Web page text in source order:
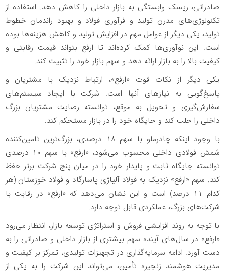
صادراتی، ریسک وابستگی به بازار داخلی را کاهش دهد. استفاده از
تکنولوژی‌های مدرن تولید و فرآوری فولاد و بهبود راندمان خطوط
تولید، یکی دیگر از عوامل مهم در افزایش تولید و کاهش هزینه‌ها بوده
است. این نوآوری‌ها کمک کرده‌اند تا ارفع بتواند قیمت رقابتی و
کیفیت بالا را به بازار ارائه دهد و سهم بازار خود را تثبیت کند.
یکی دیگر از نکات قوت «ارفع»، ارتباط نزدیک با مشتریان و
پاسخ‌گویی به نیاز‌های آنها است. شرکت با ایجاد سیستم‌های
سفارش‌گیری و تحویل به موقع، توانسته رضایت مشتریان بزرگ
داخلی را جلب کند و جایگاه خود را در بازار مستحکم کند.
با وجود اینکه چادرملو با سهم ۱۸ درصدی، بزرگ‌ترین تامین‌کننده
شمش فولادی داخلی محسوب می‌شود، «ارفع» با سهم ۱۰ درصدی
توانسته جایگاه ثابت و پایدار خود را در میان پنج شرکت برتر حفظ
کند. سهم «ارفع» نزدیک به فولاد آلیاژی پاسارگاد و فولاد خوزستان (هر
کدام ۱۱ درصد) است و این نشان می‌دهد که «ارفع» در رقابت با
شرکت‌های بزرگ، عملکردی قابل توجه دارد.
با توجه به روند افزایشی فروش و استراتژی توسعه بازار، انتظار می‌رود
«ارفع» در سال‌های آینده سهم بیشتری از بازار داخلی و صادراتی را به
دست آورد. ادامه سرمایه‌گذاری در تجهیزات تولیدی، تمرکز بر کیفیت و
مدیریت هوشمند زنجیره تأمین، می‌تواند این شرکت را به یکی از